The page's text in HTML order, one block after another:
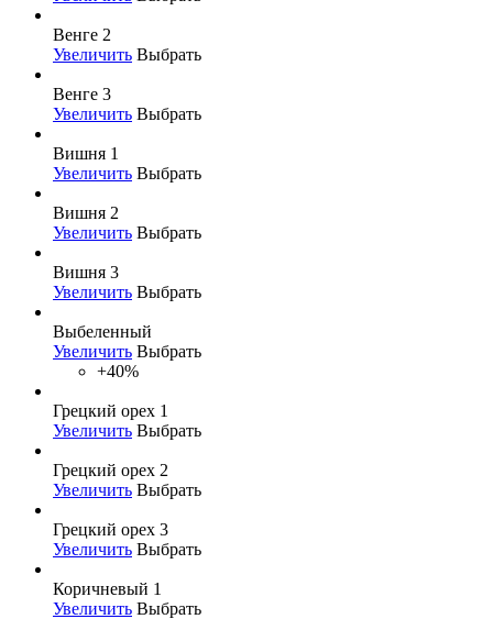
Венге 2
Увеличить Выбрать
Венге 3
Увеличить Выбрать
Вишня 1
Увеличить Выбрать
Вишня 2
Увеличить Выбрать
Вишня 3
Увеличить Выбрать
Выбеленный
Увеличить Выбрать
+40%
Грецкий орех 1
Увеличить Выбрать
Грецкий орех 2
Увеличить Выбрать
Грецкий орех 3
Увеличить Выбрать
Коричневый 1
Увеличить Выбрать